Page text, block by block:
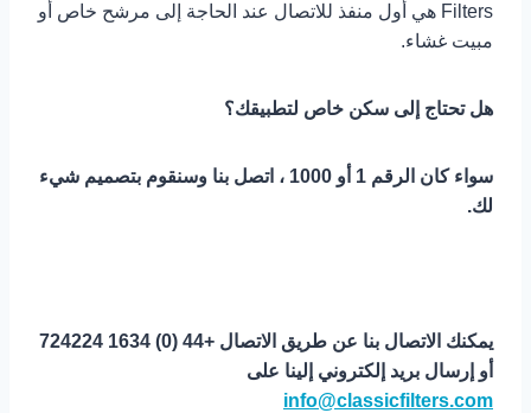
Filters هي أول منفذ للاتصال عند الحاجة إلى مرشح خاص أو
مبيت غشاء.
هل تحتاج إلى سكن خاص لتطبيقك؟
سواء كان الرقم 1 أو 1000 ، اتصل بنا وسنقوم بتصميم شيء
لك.
يمكنك الاتصال بنا عن طريق الاتصال +44 (0) 1634 724224
أو إرسال بريد إلكتروني إلينا على
info@classicfilters.com